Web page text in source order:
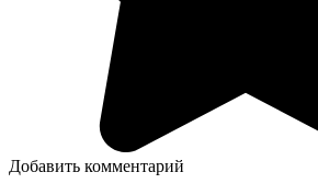
Добавить комментарий